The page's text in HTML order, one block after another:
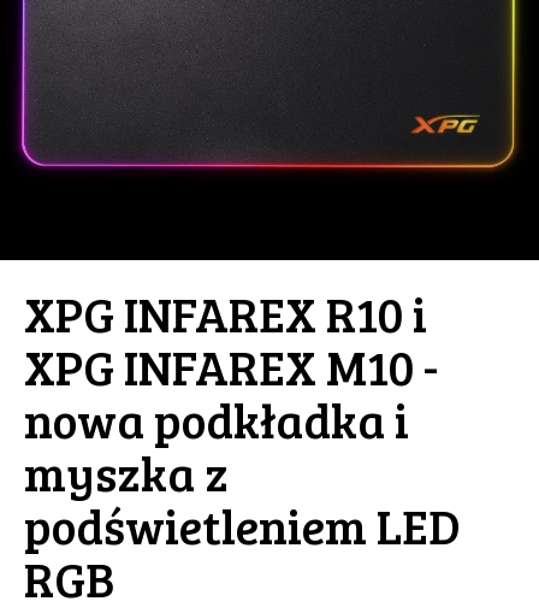
XPG INFAREX R10 i
XPG INFAREX M10 -
nowa podkładka i
myszka z
podświetleniem LED
RGB